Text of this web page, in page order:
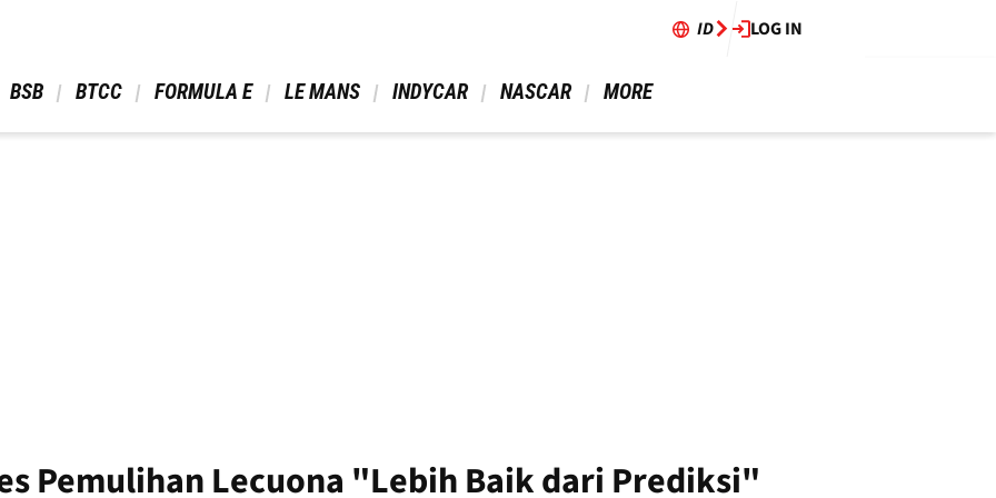
ID LOG IN
BSB BTCC FORMULA E LE MANS INDYCAR NASCAR MORE
Pemulihan Lecuona "Lebih Baik dari Prediksi"